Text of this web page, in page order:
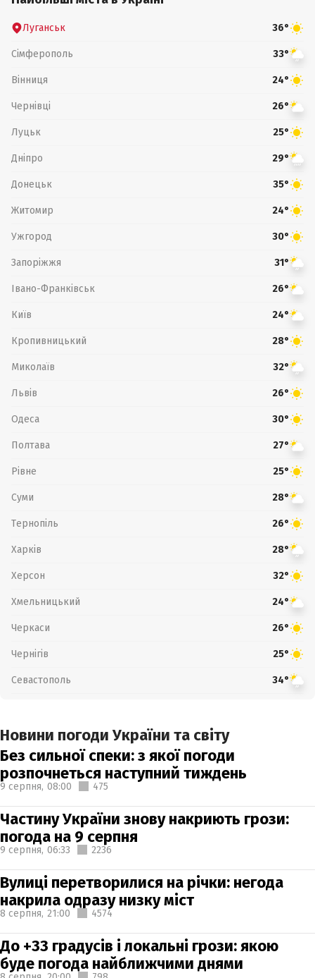
Луганськ 36°
Сімферополь 33°
Вінниця 24°
Чернівці 26°
Луцьк 25°
Дніпро 29°
Донецьк 35°
Житомир 24°
Ужгород 30°
Запоріжжя 31°
Івано-Франківськ 26°
Київ 24°
Кропивницький 28°
Миколаїв 32°
Львів 26°
Одеса 30°
Полтава 27°
Рівне 25°
Суми 28°
Тернопіль 26°
Харків 28°
Херсон 32°
Хмельницький 24°
Черкаси 26°
Чернігів 25°
Севастополь 34°
Новини погоди України та світу
Без сильної спеки: з якої погоди
розпочнеться наступний тиждень
9 серпня, 08:00 475
Частину України знову накриють грози:
погода на 9 серпня
9 серпня, 06:33 2236
Вулиці перетворилися на річки: негода
накрила одразу низку міст
8 серпня, 21:00 4574
До +33 градусів і локальні грози: якою
буде погода найближчими днями